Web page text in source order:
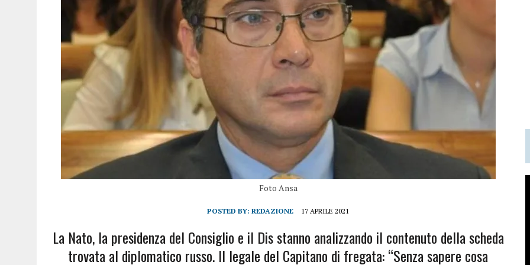
Foto Ansa
POSTED BY:REDAZIONE 17 APRILE 2021
La Nato, la presidenza del Consiglio e il Dis stanno analizzando il contenuto della scheda
trovata al diplomatico russo. Il legale del Capitano di fregata: “Senza sapere cosa